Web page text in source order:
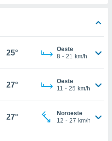
25°
Oeste
8 - 21 km/h
27°
Oeste
11 - 25 km/h
27°
Noroeste
12 - 27 km/h